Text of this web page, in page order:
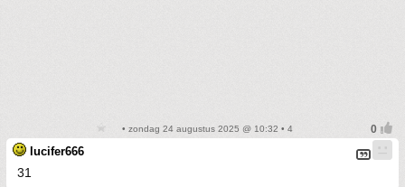
• zondag 24 augustus 2025 @ 10:32 • 4
lucifer666
31